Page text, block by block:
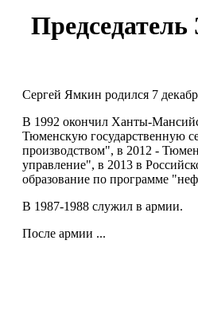
Сергей Ямкин родился 7
В 1992 окончил Ханты-
Тюменскую государственную
производством", в 2012 -
управление", в 2013 в
образование по программе
В 1987-1988 служил в армии.
После армии ...